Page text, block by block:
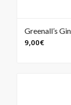
Greenall’s Gin
9,00€